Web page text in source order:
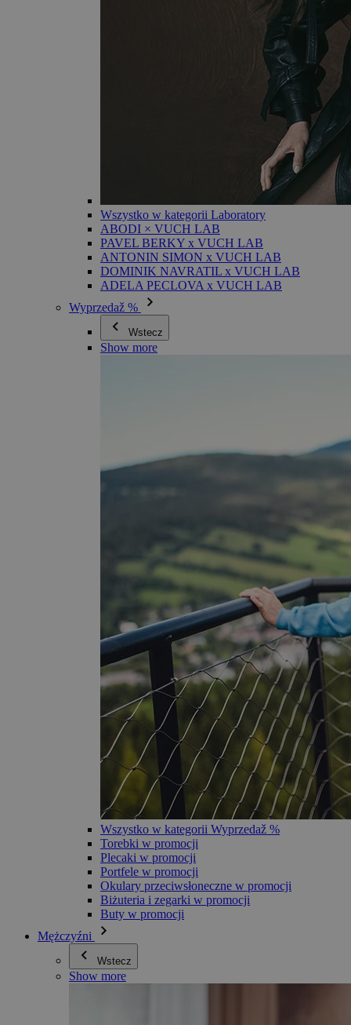
Wszystko w kategorii Laboratory
ABODI × VUCH LAB
PAVEL BERKY x VUCH LAB
ANTONIN SIMON x VUCH LAB
DOMINIK NAVRATIL x VUCH LAB
ADELA PECLOVA x VUCH LAB
Wyprzedaž %
Wstecz
Show more
Wszystko w kategorii Wyprzedaž %
Torebki w promocji
Plecaki w promocji
Portfele w promocji
Okulary przeciwsłoneczne w promocji
Biżuteria i zegarki w promocji
Buty w promocji
Mężczyźni
Wstecz
Show more